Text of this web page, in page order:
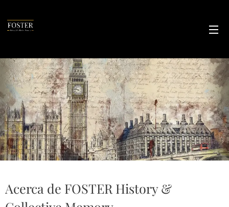
Acerca de FOSTER History &